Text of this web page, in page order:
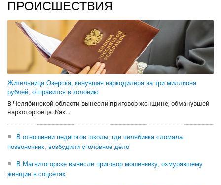
ПРОИСШЕСТВИЯ
Жительница Озерска, кинувшая наркодилера на три миллиона
рублей, отправится в колонию
В Челябинской области вынесли приговор женщине, обманувшей
наркоторговца. Как...
В отношении педагогов школы, где челябинка сломала
позвоночник, возбудили уголовное дело
В Магнитогорске вынесли приговор мошеннику, охмурявшему
женщин в соцсетях